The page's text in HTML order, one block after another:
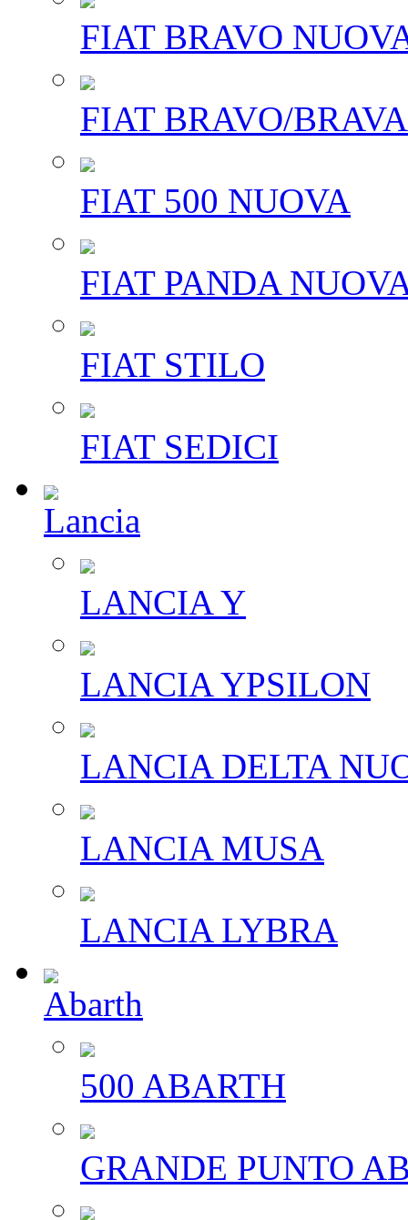
FIAT BRAVO
FIAT BRAVO/BRAVA
FIAT 500 NUOVA
FIAT PANDA
FIAT STILO
FIAT SEDICI
Lancia
LANCIA Y
LANCIA YPSILON
LANCIA DELTA
LANCIA MUSA
LANCIA LYBRA
Abarth
500 ABARTH
GRANDE PUNTO